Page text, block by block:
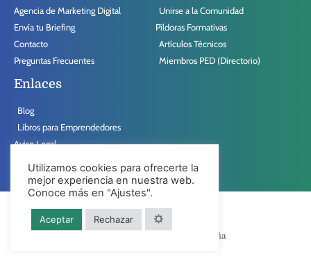
Agencia de Marketing Digital
Envía tu Briefing
Contacto
Preguntas Frecuentes
Unirse a la Comunidad
Píldoras Formativas
Artículos Técnicos
Miembros PED (Directorio)
Enlaces
Blog
Libros para Emprendedores
Aviso Legal
Piensa en Digital © 2021 / 2022
en España
Utilizamos cookies para ofrecerte la
mejor experiencia en nuestra web.
Conoce más en "Ajustes".
Aceptar Rechazar